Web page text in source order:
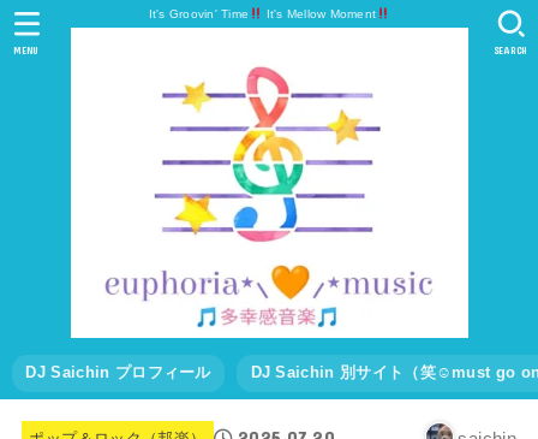
It's Groovin' Time It's Mellow Moment
DJ Saichin プロフィール DJ Saichin 別サイト（笑☺must go
SEARCH
MENU